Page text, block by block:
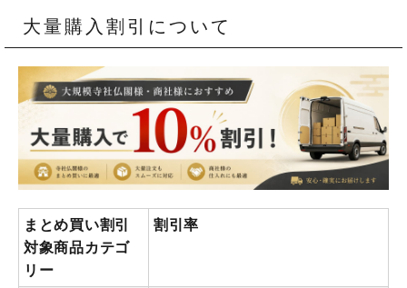
大量購入割引について
まとめ買い割引
対象商品カテゴ
リー
割引率